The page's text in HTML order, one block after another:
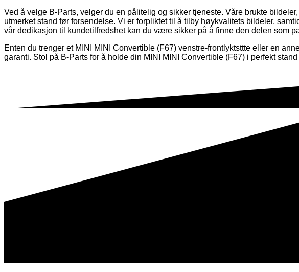
Ved å velge B-Parts, velger du en pålitelig og sikker tjeneste. Våre brukte
utmerket stand før forsendelse. Vi er forpliktet til å tilby høykvalitets bildeler,
vår dedikasjon til kundetilfredshet kan du være sikker på å finne den delen som
Enten du trenger et MINI MINI Convertible (F67) venstre-frontlyktsttte eller en
garanti. Stol på B-Parts for å holde din MINI MINI Convertible (F67) i perfekt